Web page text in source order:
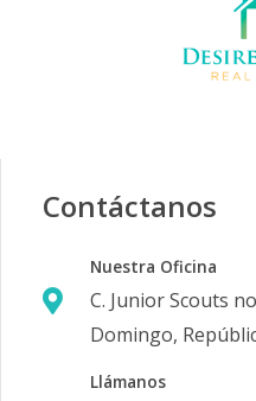
Contáctanos
Nuestra Oficina
C. Junior Scouts
Domingo,
Llámanos